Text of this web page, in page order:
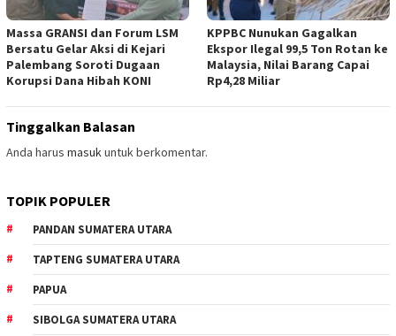
Massa GRANSI dan Forum LSM
Bersatu Gelar Aksi di Kejari
Palembang Soroti Dugaan
Korupsi Dana Hibah KONI
KPPBC Nunukan Gagalkan
Ekspor Ilegal 99,5 Ton Rotan ke
Malaysia, Nilai Barang Capai
Rp4,28 Miliar
Tinggalkan Balasan
Anda harus masukuntuk berkomentar.
TOPIK POPULER
PANDAN SUMATERA UTARA
TAPTENG SUMATERA UTARA
PAPUA
SIBOLGA SUMATERA UTARA